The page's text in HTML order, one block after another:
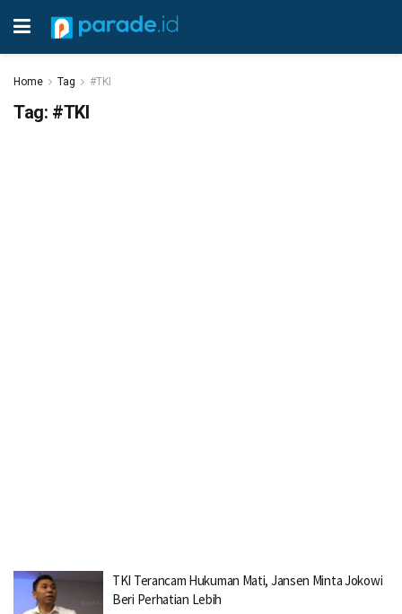
Home Tag #TKI
Tag: #TKI
TKI Terancam Hukuman Mati, Jansen Minta Jokowi
Beri Perhatian Lebih